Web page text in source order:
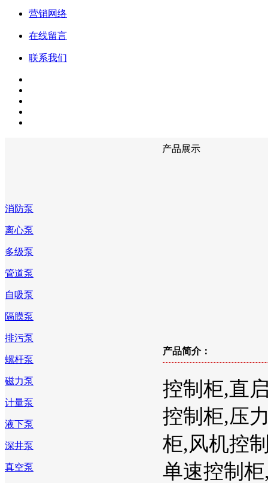
营销网络
在线留言
联系我们
消防泵
离心泵
多级泵
管道泵
自吸泵
隔膜泵
排污泵
螺杆泵
磁力泵
计量泵
液下泵
深井泵
真空泵
产品展示
产品简介：
控制柜,直
控制柜,压
柜,风机控
单速控制